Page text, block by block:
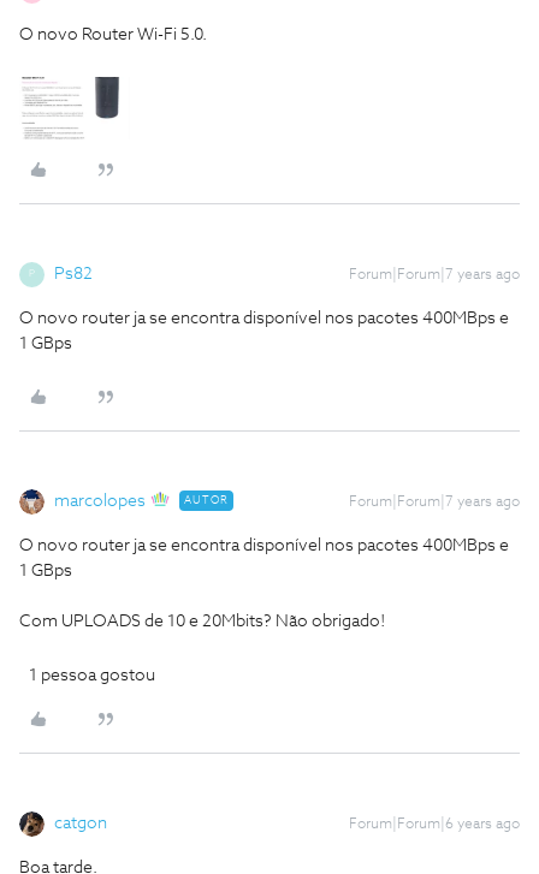
O novo Router Wi-Fi 5.0.
P Ps82 Forum|Forum|7 years ago
O novo router ja se encontra disponível nos pacotes 400MBps e
1 GBps
marcolopes AUTOR Forum|Forum|7 years ago
O novo router ja se encontra disponível nos pacotes 400MBps e
1 GBps
Com UPLOADS de 10 e 20Mbits? Não obrigado!
1 pessoa gostou
catgon Forum|Forum|6 years ago
Boa tarde.